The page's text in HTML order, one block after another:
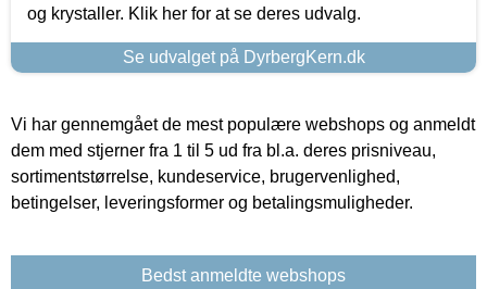
og krystaller. Klik her for at se deres udvalg.
Se udvalget på DyrbergKern.dk
Vi har gennemgået de mest populære webshops og anmeldt
dem med stjerner fra 1 til 5 ud fra bl.a. deres prisniveau,
sortimentstørrelse, kundeservice, brugervenlighed,
betingelser, leveringsformer og betalingsmuligheder.
Bedst anmeldte webshops